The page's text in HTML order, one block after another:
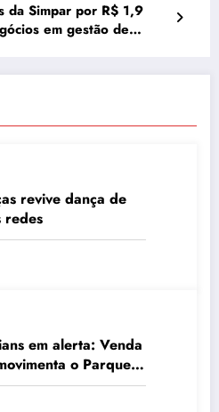
da Simpar por R$ 1,9
em gestão de
revive dança de
redes
em alerta: Venda
o Parque